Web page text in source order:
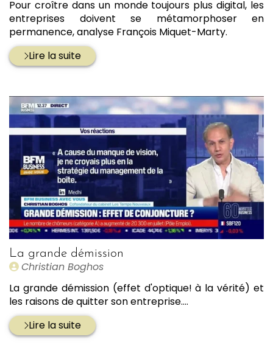
Pour croître dans un monde toujours plus digital, les
entreprises doivent se métamorphoser en
permanence, analyse François Miquet-Marty.
Lire la suite
La grande démission
Publié
Christian Boghos
La grande démission (effet d'optique! à la vérité) et
les raisons de quitter son entreprise....
Lire la suite